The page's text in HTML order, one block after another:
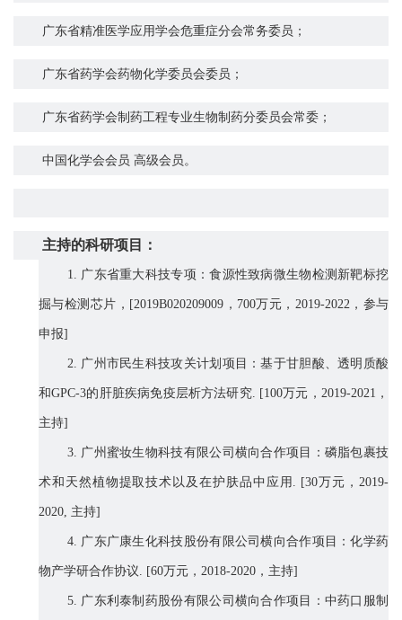
广东省精准医学应用学会危重症分会常务委员；
广东省药学会药物化学委员会委员 ；
广东省药学会制药工程专业生物制药分委员会常委 ；
中国化学会会员 高级会员。
主持的科研项目：
1. 广东省重大科技专项：食源性致病微生物检测新靶标挖
掘与检测芯片， [2019B020209009 ， 700万元， 2019-2022，参与
申报]
2. 广州市民生科技攻关计划项目：基于甘胆酸、透明质酸
和GPC-3的肝脏疾病免疫层析方法研究. [100万元， 2019-2021 ，
主持]
3. 广州蜜妆生物科技有限公司横向合作项目：磷脂包裹技
术和天然植物提取技术以及在护肤品中应用 . [30万元，2019-
2020, 主持]
4. 广东广康生化科技股份有限公司横向合作项目：化学药
物产学研合作协议. [60万元， 2018-2020 ，主持]
5. 广东利泰制药股份有限公司横向合作项目：中药口服制